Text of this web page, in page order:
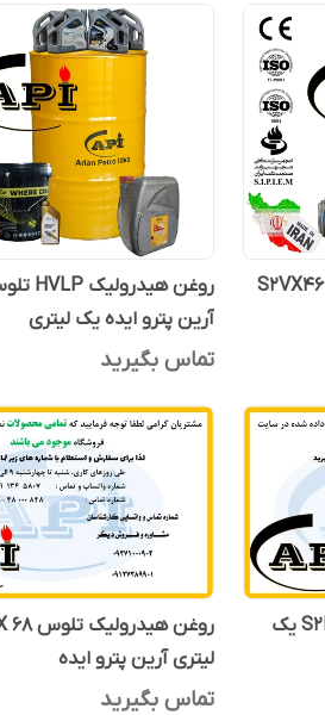
روغن هیدرولیک HVLP تلوس S2VX46
آرین پترو ایده یک لیتری
تماس بگیرید
روغن هیدرولیک تلوس S2MX 100 یک
لیتری آرین پترو ایده
تماس بگیرید